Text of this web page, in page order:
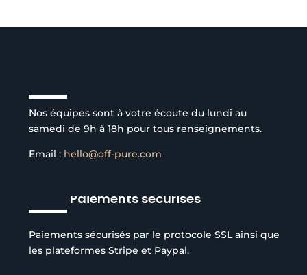
Nos équipes sont à votre écoute du lundi au
samedi de 9h à 18h pour tous renseignements.
Email : hello@off-pure.com
Paiements sécurisés
Paiements sécurisés par le protocole SSL ainsi que
les plateformes Stripe et Paypal.